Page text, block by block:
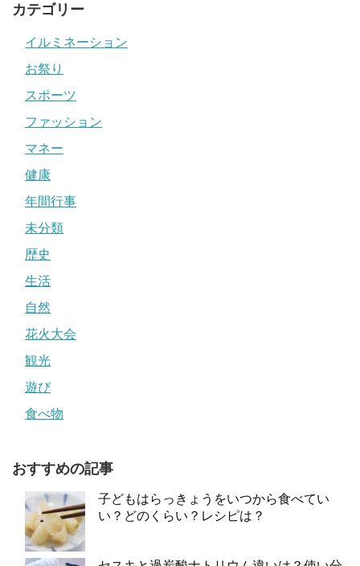
カテゴリー
イルミネーション
お祭り
スポーツ
ファッション
マネー
健康
年間行事
未分類
歴史
生活
自然
花火大会
観光
遊び
食べ物
おすすめの記事
子どもはらっきょうをいつから食べてい
い？どのくらい？レシピは？